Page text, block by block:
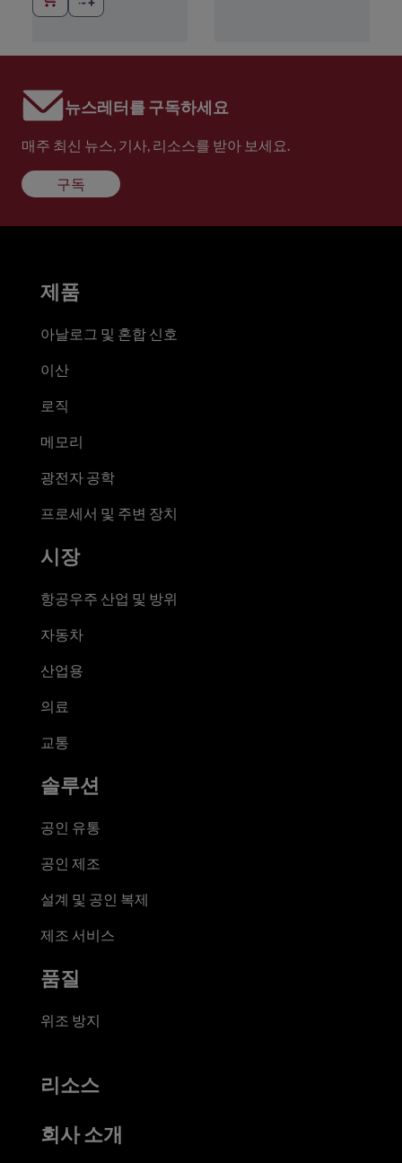
뉴스레터를 구독하세요
매주 최신 뉴스, 기사, 리소스를 받아 보세요.
구독
제품
아날로그 및 혼합 신호
이산
로직
메모리
광전자 공학
프로세서 및 주변 장치
시장
항공우주 산업 및 방위
자동차
산업용
의료
교통
솔루션
공인 유통
공인 제조
설계 및 공인 복제
제조 서비스
품질
위조 방지
리소스
회사 소개